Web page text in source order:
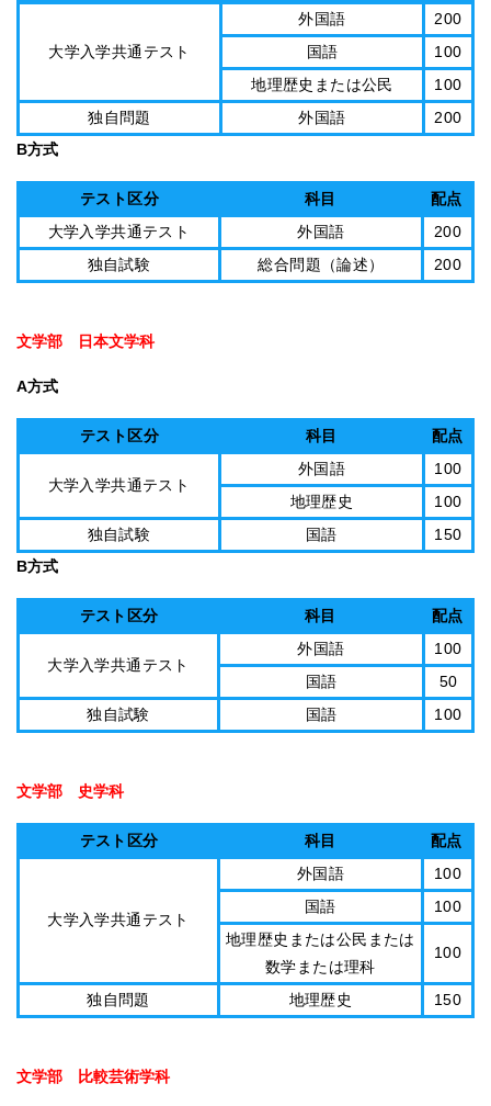
大学入学共通テスト
外国語
200
国語
100
地理歴史または公民
100
独自問題
外国語
200
B方式
テスト区分 科目
配点
大学入学共通テスト
外国語
200
独自試験
総合問題（論述） 200
文学部 日本文学科
A方式
テスト区分 科目 配点
大学入学共通テスト
外国語
100
地理歴史
100
独自試験
国語
150
B方式
テスト区分 科目 配点
大学入学共通テスト
外国語
100
国語
50
独自試験
国語 100
文学部 史学科
テスト区分 科目 配点
大学入学共通テスト
外国語
100
国語
100
地理歴史または公民または
数学または理科
100
独自問題 地理歴史 150
文学部 比較芸術学科